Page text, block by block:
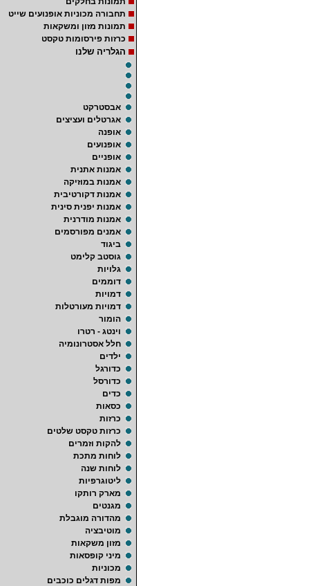
תחבורה מכוניות אופנועים שייט
תמונות מזון ומשקאות
כרזות פירסומות טקסט
הגלריה שלנו
אבסטרקט
אגרטלים ועציצים
אופנה
אופנועים
אופניים
אמנות אתנית
אמנות במוזיקה
אמנות דקורטיבית
אמנות יפנית סינית
אמנות מודרנית
אמנים מפורסמים
ביגוד
גוסטב קלימט
גלויות
דוממים
דמויות
דמויות מעורטלות
הומור
וינטג - רטרו
חלל אסטרונומיה
ילדים
כדורגל
כדורסל
כדים
כסאות
כרזות
כרזות טקסט שלטים
להקות וזמרים
לוחות מתכת
לוחות שנה
ליטוגרפיות
מארק רותקו
מגנטים
מהדורה מוגבלת
מוטיבציה
מזון משקאות
מיני קופסאות
מכוניות
מפות דגלים כוכבים